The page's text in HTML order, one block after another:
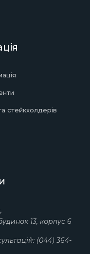
стейкхолдерів
13, корпус 6
(044) 364-